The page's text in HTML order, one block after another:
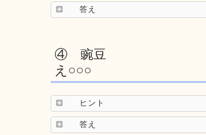
答え
④ 豌豆
え○○○
ヒント
答え